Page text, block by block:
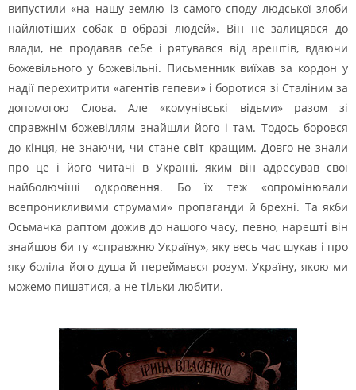
випустили «на нашу землю із самого споду людської злоби
найлютіших собак в образі людей». Він не залицявся до
влади, не продавав себе і рятувався від арештів, вдаючи
божевільного у божевільні. Письменник виїхав за кордон у
надії перехитрити «агентів гепеви» і боротися зі Сталіним за
допомогою Слова. Але «комунівські відьми» разом зі
справжнім божевіллям знайшли його і там. Тодось боровся
до кінця, не знаючи, чи стане світ кращим. Довго не знали
про це і його читачі в Україні, яким він адресував свої
найболючіші одкровення. Бо їх теж «опромінювали
всепроникливими струмами» пропаганди й брехні. Та якби
Осьмачка раптом дожив до нашого часу, певно, нарешті він
знайшов би ту «справжню Україну», яку весь час шукав і про
яку боліла його душа й переймався розум. Україну, якою ми
можемо пишатися, а не тільки любити.